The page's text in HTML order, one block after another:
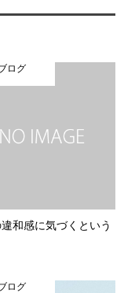
ログ
和感に気づくという
ログ